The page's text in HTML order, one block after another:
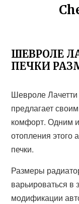
ШЕВРОЛЕ
ПЕЧКИ
Шевроле
предлагает
комфорт. Одним
отопления этого
печки.
Размеры
варьироваться в
модификации